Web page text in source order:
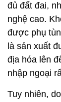
đủ đất đai,
nghệ cao.
được phụ
là sản xuất
địa hóa lên
nhập ngoại
Tuy nhiên,